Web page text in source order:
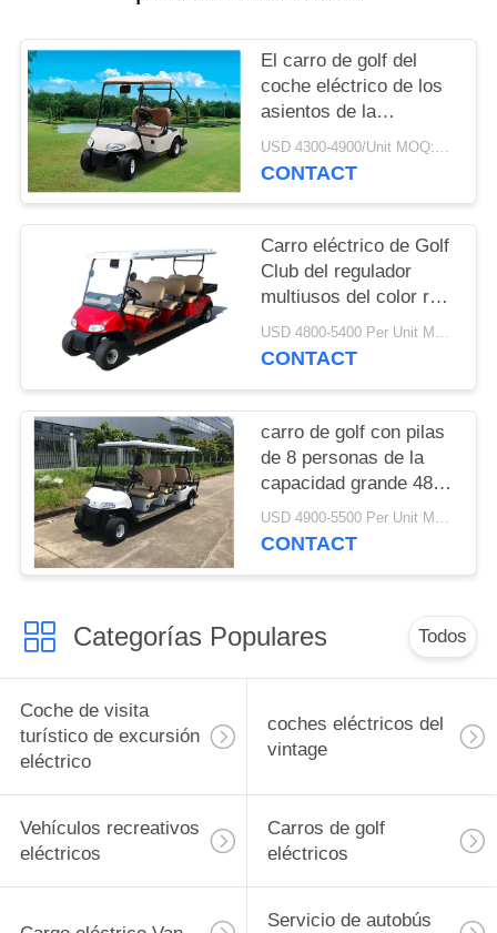
CITA
MAPA
DEL
SITIO
POLÍTICA
PRIVACIDAD
El carro de golf del
coche eléctrico de los
asientos de la
impulsión 2 de la mano
izquierda con
USD 4300-4900/Unit MOQ:2 unidades
CONTACT
Carro eléctrico de Golf
Club del regulador
multiusos del color rojo
48V Curtis con 6
asientos
USD 4800-5400 Per Unit MOQ:2 unidades
CONTACT
carro de golf con pilas
de 8 personas de la
capacidad grande 48V
con los asientos de
plegamiento reversos
USD 4900-5500 Per Unit MOQ:2 unidades
CONTACT
Categorías Populares Todos
Coche de visita
turístico de excursión
eléctrico
coches eléctricos del
vintage
Vehículos recreativos
eléctricos
Carros de golf
eléctricos
Servicio de autobús